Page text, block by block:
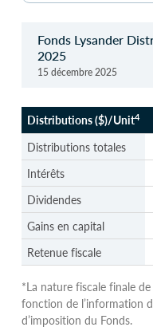
Fonds Lysander
2025
15 décembre 2025
Distributions ($)/Unit4
Distributions ($)/Unit
4
Distributions totales
Intérêts
Dividendes
Gains en capital
Retenue fiscale
*La nature fiscale finale
fonction de l’information
d’imposition du Fonds.